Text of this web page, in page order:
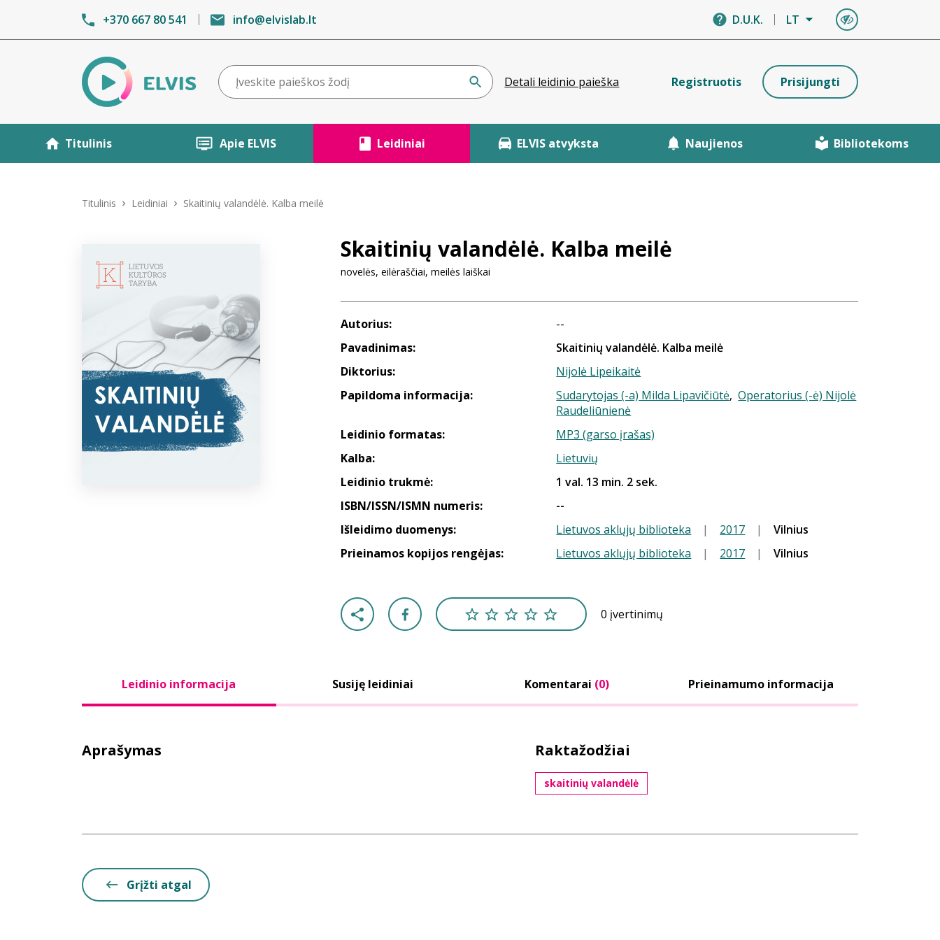
+370 667 80 541 info@elvislab.lt D.U.K. LT
Detali leidinio paieška Registruotis Prisijungti
Titulinis Apie ELVIS Leidiniai ELVIS atvyksta Naujienos Bibliotekoms
Titulinis Leidiniai Skaitinių valandėlė. Kalba meilė
Skaitinių valandėlė. Kalba meilė
novelės, eilėraščiai, meilės laiškai
Autorius:
--
Pavadinimas:
Skaitinių valandėlė. Kalba meilė
Diktorius:
Nijolė Lipeikaitė
Papildoma informacija:
Sudarytojas (-a) Milda Lipavičiūtė,Operatorius (-ė) Nijolė
Raudeliūnienė
Leidinio formatas:
MP3 (garso įrašas)
Kalba:
Lietuvių
Leidinio trukmė:
1 val. 13 min. 2 sek.
ISBN/ISSN/ISMN numeris:
--
Išleidimo duomenys:
Lietuvos aklųjų biblioteka | 2017 |
Vilnius
Prieinamos kopijos rengėjas:
Lietuvos aklųjų biblioteka | 2017 | Vilnius
0 įvertinimų
Leidinio informacija Susiję leidiniai Komentarai (0) Prieinamumo informacija
Aprašymas Raktažodžiai
skaitinių valandėlė
Grįžti atgal